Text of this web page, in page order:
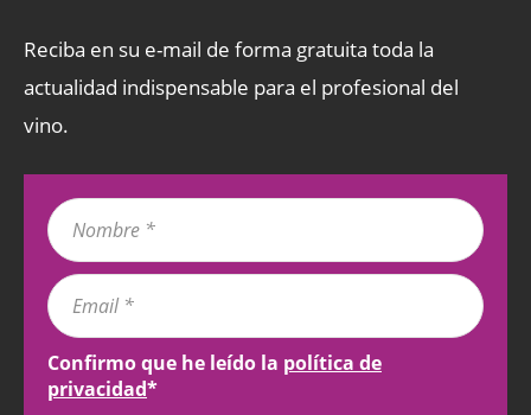
Reciba en su e-mail de forma gratuita toda la
actualidad indispensable para el profesional del
vino.
Confirmo que he leído la política de
privacidad*